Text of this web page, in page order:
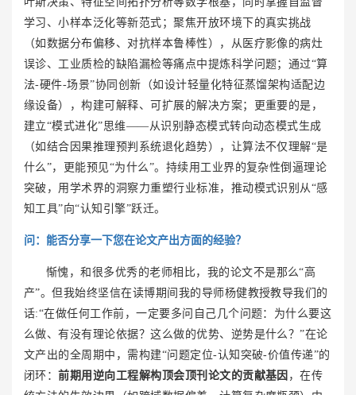
学习、小样本泛化等新范式；聚焦开放环境下的真实挑战
（如数据分布偏移、对抗样本鲁棒性），从医疗影像的病灶
误诊、工业质检的缺陷漏检等痛点中提炼科学问题；通过“算
法-硬件-场景”协同创新（如设计轻量化特征蒸馏架构适配边
缘设备），构建可解释、可扩展的解决方案；更重要的是，
建立“模式进化”思维——从识别静态模式转向动态模式生成
（如结合因果推理预判系统退化趋势），让算法不仅理解“是
什么”，更能预见“为什么”。持续用工业界的复杂性倒逼理论
突破，用学术界的洞察力重塑行业标准，推动模式识别从“感
知工具”向“认知引擎”跃迁。
问： 能否分享一下您在论文产出方面的经验？
惭愧，和很多优秀的老师相比，我的论文不是那么“高
产”。但我始终坚信在读博期间我的导师杨健教授教导我们的
话:“在做任何工作前，一定要多问自己几个问题：为什么要这
么做、有没有理论依据？这么做的优势、逆势是什么？”在论
文产出的全周期中，需构建“问题定位-认知突破-价值传递”的
闭环：前期用逆向工程解构顶会顶刊论文的贡献基因 ，在传